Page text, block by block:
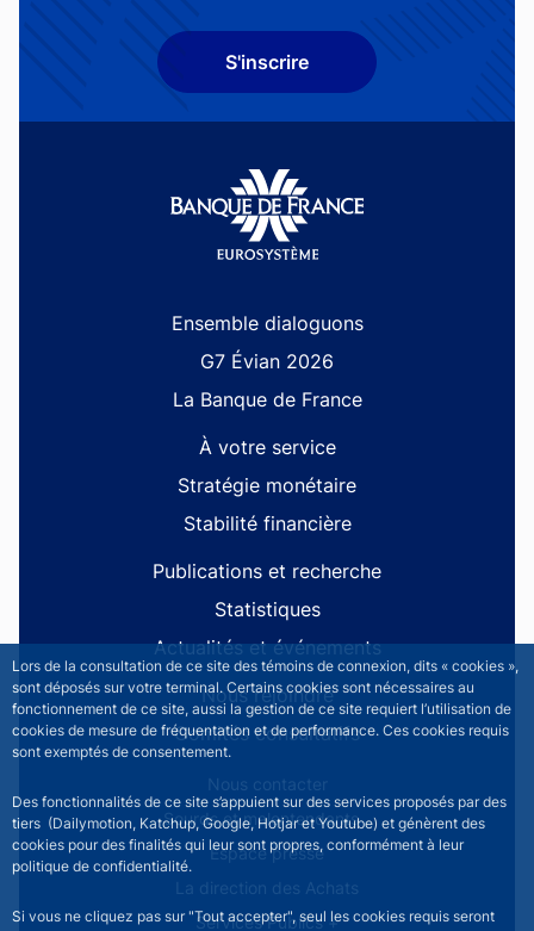
Lors de la consultation de ce site des témoins de connexion, dits « cookies »,
sont déposés sur votre terminal. Certains cookies sont nécessaires au
fonctionnement de ce site, aussi la gestion de ce site requiert l’utilisation de
cookies de mesure de fréquentation et de performance. Ces cookies requis
sont exemptés de consentement.
Des fonctionnalités de ce site s’appuient sur des services proposés par des
tiers (Dailymotion, Katchup, Google, Hotjar et Youtube) et génèrent des
cookies pour des finalités qui leur sont propres, conformément à leur
politique de confidentialité.
Si vous ne cliquez pas sur "Tout accepter", seul les cookies requis seront
S'inscrire
Site navigationEnsemble dialoguons
G7 Évian 2026
La Banque de France
À votre service
Stratégie monétaire
Stabilité financière
Publications et recherche
Statistiques
Actualités et événements
Nous rejoindre
Comités consultatifs
Footer secondary menuNous contacter
Sourds et malentendants
Espace presse
La direction des Achats
Services Publics +